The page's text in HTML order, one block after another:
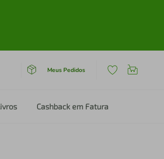
Meus Pedidos
Cashback em Fatura